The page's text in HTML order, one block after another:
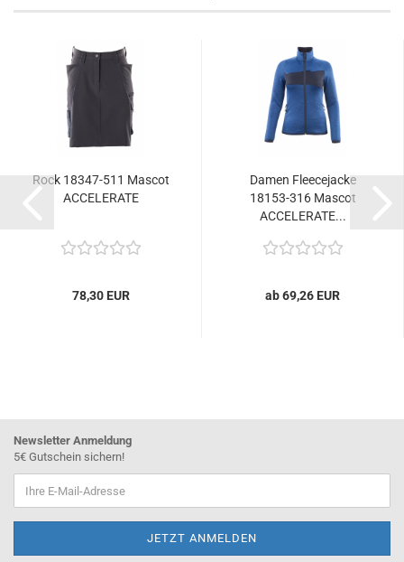
Rock 18347-511 Mascot
ACCELERATE
78,30 EUR
Damen Fleecejacke
18153-316 Mascot
ACCELERATE...
ab 69,26 EUR
Newsletter Anmeldung
5€ Gutschein sichern!